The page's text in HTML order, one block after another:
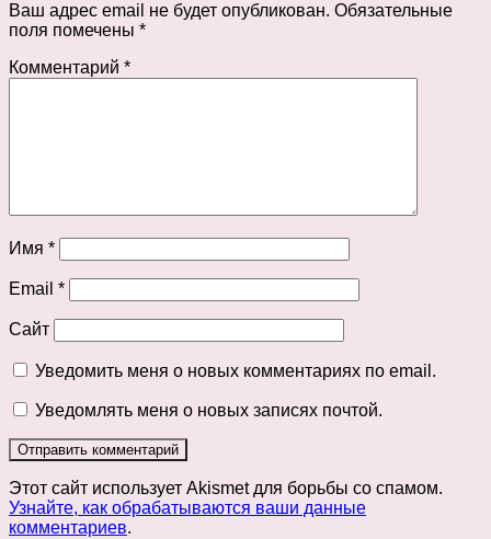
Ваш адрес email не будет опубликован. Обязательные
поля помечены *
Комментарий *
Имя *
Email *
Сайт
Уведомить меня о новых комментариях по email.
Уведомлять меня о новых записях почтой.
Этот сайт использует Akismet для борьбы со спамом.
Узнайте, как обрабатываются ваши данные
комментариев.